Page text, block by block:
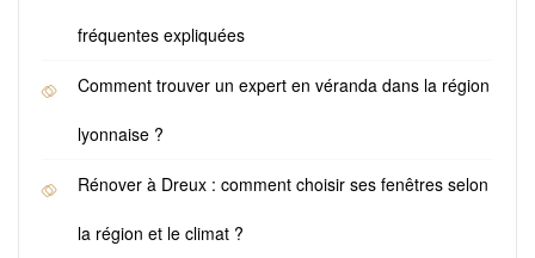
fréquentes expliquées
Comment trouver un expert en véranda dans la région
lyonnaise ?
Rénover à Dreux : comment choisir ses fenêtres selon
la région et le climat ?